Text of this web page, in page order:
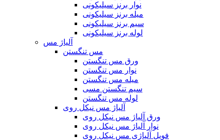
نوار برنز سیلیکونی
میله برنز سیلیکونی
سیم برنز سیلیکونی
لوله برنز سیلیکونی
آلیاژ مس
مس تنگستن
ورق مس تنگستن
نوار مس تنگستن
میله مس تنگستن
سیم تنگستن مسی
لوله مس تنگستن
آلیاژ مس نیکل روی
ورق آلیاژ مس نیکل روی
نوار آلیاژ مس نیکل روی
فویل آلیاژی مس نیکل روی